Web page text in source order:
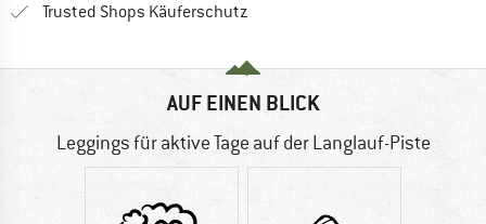
Trusted Shops Käuferschutz
AUF EINEN BLICK
Leggings für aktive Tage auf der Langlauf-Piste